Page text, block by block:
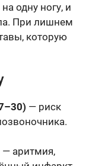
одну ногу, и
При лишнем
которую
— риск
— аритмия,